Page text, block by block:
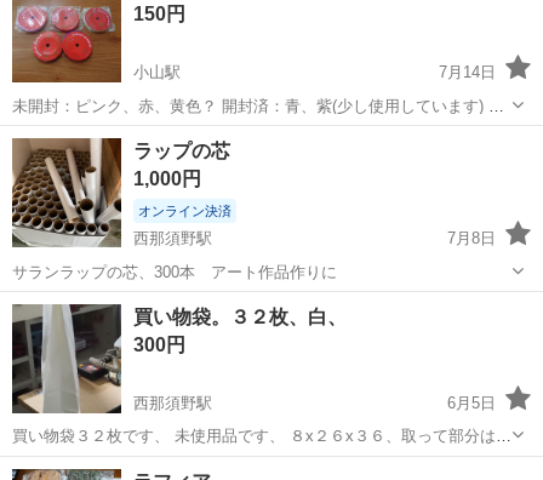
す 必ず...
150円
小山駅
7月14日
未開封：ピンク、赤、黄色？ 開封済：青、紫(少し使用しています) 素
材は、不明。 ナイロンぽいです。 長さも分かりません。 太さは、約
1.5cm イベントなどで沢山使う方や、お子様の図工や手作り品の足し
にいかがですか？ ...
栃木 小山市 小山駅
ラップの芯
1,000円
オンライン決済
西那須野駅
7月8日
サランラップの芯、300本 アート作品作りに
栃木 那須塩原市 西那須野駅 ラッピング用品
買い物袋。３２枚、白、
300円
西那須野駅
6月5日
買い物袋３２枚です、 未使用品です、 ８x２６x３６、取って部分は計
っていません、 早い引取りの方優先です、
栃木 那須塩原市